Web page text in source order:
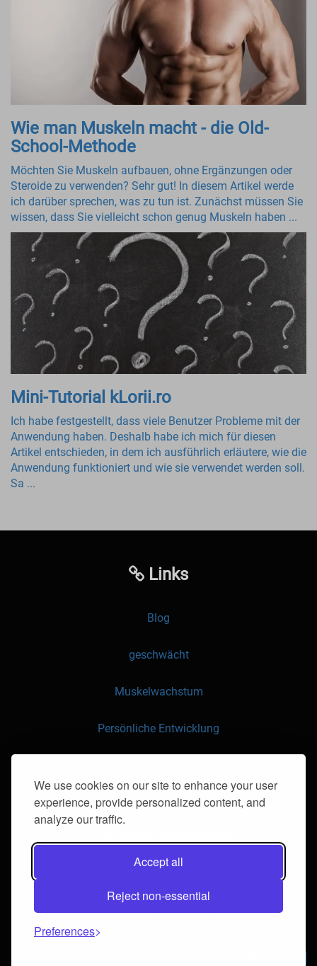
We use cookies on our site to enhance your user
experience, provide personalized content, and
analyze our traffic.
Accept all
Reject non-essential
Preferences
Wie man Muskeln macht - die Old-
School-Methode
Möchten Sie Muskeln aufbauen, ohne Ergänzungen oder
Steroide zu verwenden? Sehr gut! In diesem Artikel werde
ich darüber sprechen, was zu tun ist. Zunächst müssen Sie
wissen, dass Sie vielleicht schon genug Muskeln haben ...
Mini-Tutorial kLorii.ro
Ich habe festgestellt, dass viele Benutzer Probleme mit der
Anwendung haben. Deshalb habe ich mich für diesen
Artikel entschieden, in dem ich ausführlich erläutere, wie die
Anwendung funktioniert und wie sie verwendet werden soll.
Sa ...
Links
Blog
geschwächt
Muskelwachstum
Persönliche Entwicklung
Kontaktieren Sie uns
© 2016-2026 klorii.ro. Alle rechte vorbehalten.